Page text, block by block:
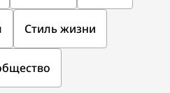
Стиль жизни